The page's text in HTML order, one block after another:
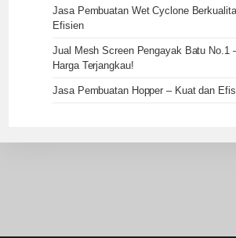
Jasa Pembuatan Wet Cyclone
Efisien
Jual Mesh Screen Pengayak Batu No.1
Harga Terjangkau!
Jasa Pembuatan Hopper – Kuat dan